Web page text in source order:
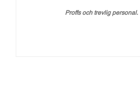
Proffs och trevlig personal.